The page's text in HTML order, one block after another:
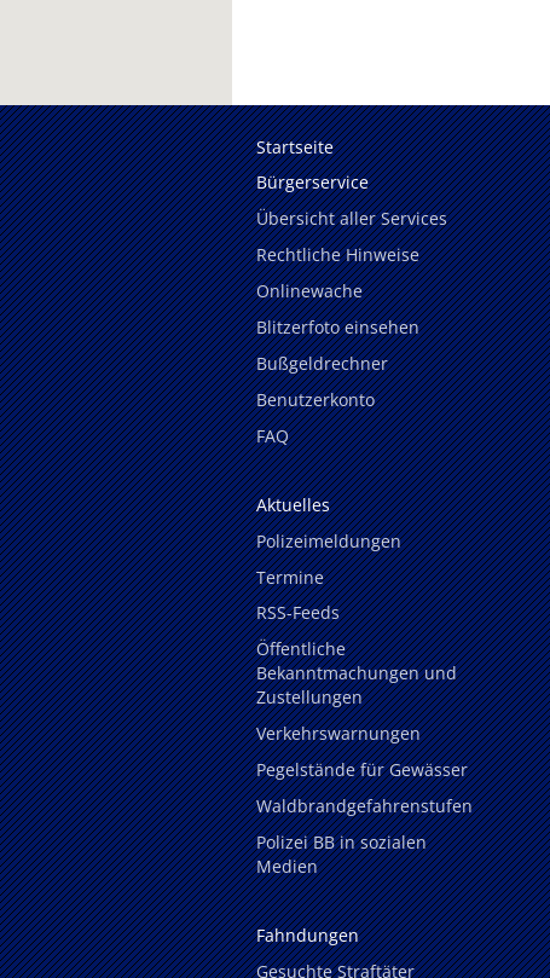
Startseite
Bürgerservice
Übersicht aller Services
Rechtliche Hinweise
Onlinewache
Blitzerfoto einsehen
Bußgeldrechner
Benutzerkonto
FAQ
Aktuelles
Polizeimeldungen
Termine
RSS-Feeds
Öffentliche
Bekanntmachungen und
Zustellungen
Verkehrswarnungen
Pegelstände für Gewässer
Waldbrandgefahrenstufen
Polizei BB in sozialen
Medien
Fahndungen
Gesuchte Straftäter